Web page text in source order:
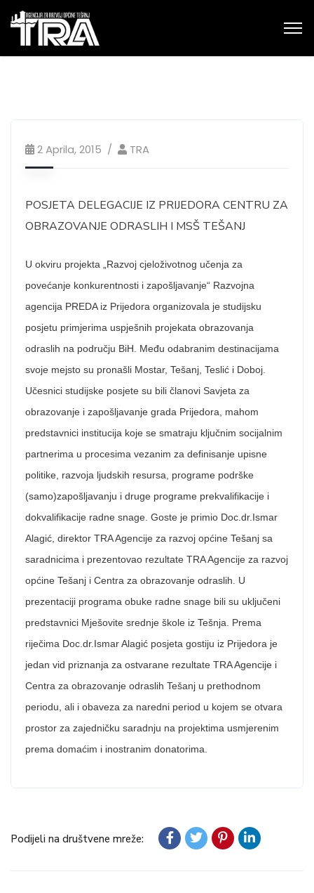
2 Aprila, 2015 TRA
POSJETA DELEGACIJE IZ PRIJEDORA CENTRU ZA
OBRAZOVANJE ODRASLIH I MSŠ TEŠANJ
U okviru projekta „Razvoj cjeloživotnog učenja za
povećanje konkurentnosti i zapošljavanje“ Razvojna
agencija PREDA iz Prijedora organizovala je studijsku
posjetu primjerima uspješnih projekata obrazovanja
odraslih na području BiH. Među odabranim destinacijama
svoje mejsto su pronašli Mostar, Tešanj, Teslić i Doboj.
Učesnici studijske posjete su bili članovi Savjeta za
obrazovanje i zapošljavanje grada Prijedora, mahom
predstavnici institucija koje se smatraju ključnim socijalnim
partnerima u procesima vezanim za definisanje upisne
politike, razvoja ljudskih resursa, programe podrške
(samo)zapošljavanju i druge programe prekvalifikacije i
dokvalifikacije radne snage. Goste je primio Doc.dr.Ismar
Alagić, direktor TRA Agencije za razvoj općine Tešanj sa
saradnicima i prezentovao rezultate TRA Agencije za razvoj
općine Tešanj i Centra za obrazovanje odraslih. U
prezentaciji programa obuke radne snage bili su uključeni
predstavnici Mješovite srednje škole iz Tešnja. Prema
riječima Doc.dr.Ismar Alagić posjeta gostiju iz Prijedora je
jedan vid priznanja za ostvarane rezultate TRA Agencije i
Centra za obrazovanje odraslih Tešanj u prethodnom
periodu, ali i obaveza za naredni period u kojem se otvara
prostor za zajedničku saradnju na projektima usmjerenim
prema domaćim i inostranim donatorima.
Podijeli na društvene mreže: